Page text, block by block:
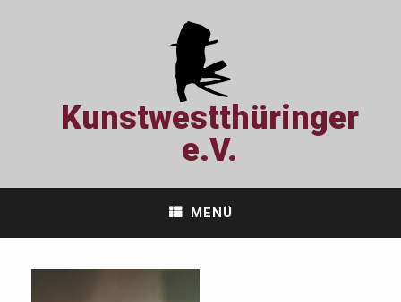
Kunstwestthüringer
e.V.
MENÜ